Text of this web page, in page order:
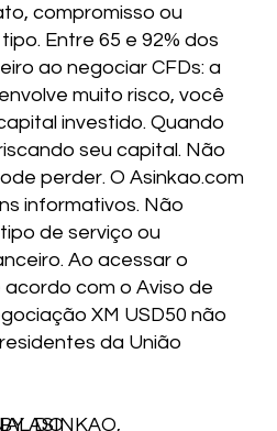
compromisso ou
Entre 65 e 92% dos
ao negociar CFDs: a
muito risco, você
investido. Quando
seu capital. Não
perder. O Asinkao.com
informativos. Não
de serviço ou
Ao acessar o
com o Aviso de
XM USD50 não
da União
ASINKAO,
DO